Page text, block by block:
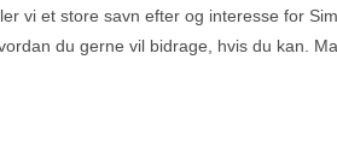
vi et store savn efter og interesse for
du gerne vil bidrage, hvis du kan.